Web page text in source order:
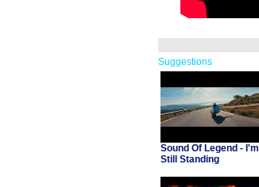
Suggestions
Sound Of Legend - I'm
Still Standing